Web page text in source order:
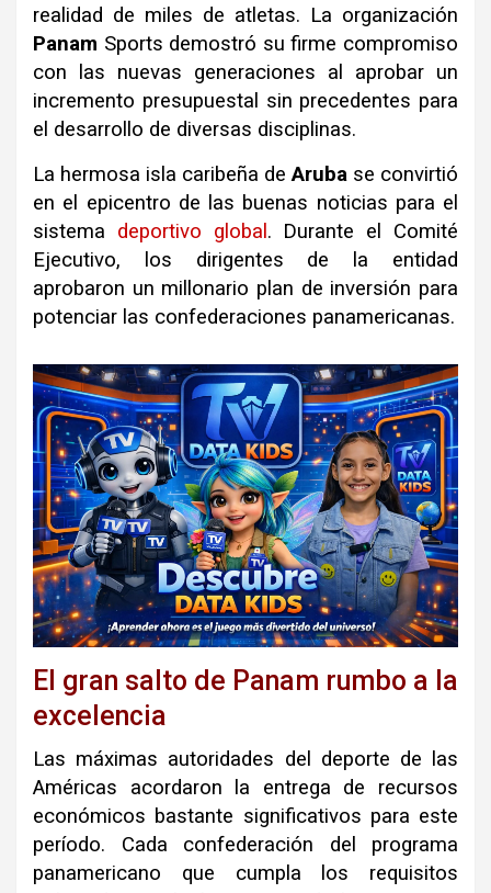
realidad de miles de atletas. La organización
Panam Sports demostró su firme compromiso
con las nuevas generaciones al aprobar un
incremento presupuestal sin precedentes para
el desarrollo de diversas disciplinas.
La hermosa isla caribeña deAruba se convirtió
en el epicentro de las buenas noticias para el
sistema deportivo global . Durante el Comité
Ejecutivo, los dirigentes de la entidad
aprobaron un millonario plan de inversión para
potenciar las confederaciones panamericanas.
El gran salto de Panam rumbo a la
excelencia
Las máximas autoridades del deporte de las
Américas acordaron la entrega de recursos
económicos bastante significativos para este
período. Cada confederación del programa
panamericano que cumpla los requisitos